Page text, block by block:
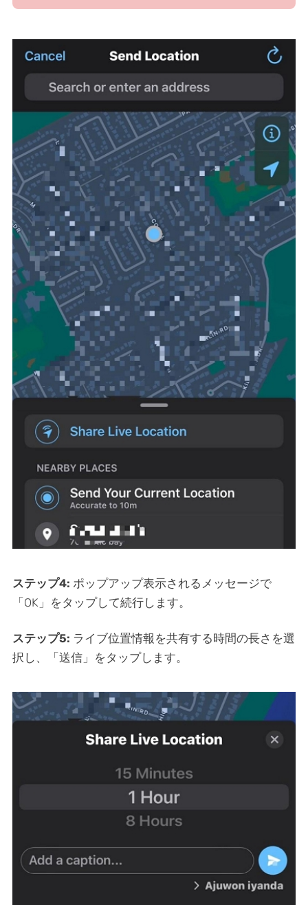
ステップ4: ポップアップ表示されるメッセージで
「OK」をタップして続行します。
ステップ5: ライブ位置情報を共有する時間の長さを選
択し、「送信」をタップします。